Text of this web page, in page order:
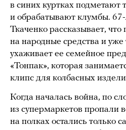
в синих куртках подметают
и обрабатывают клумбы.
Ткаченко рассказывает,
на народные средства и уже
ухаживает ее семейное
«Тонпак», которая
клипс для колбасных
Когда началась война, по
из супермаркетов пропали
на полках остались только